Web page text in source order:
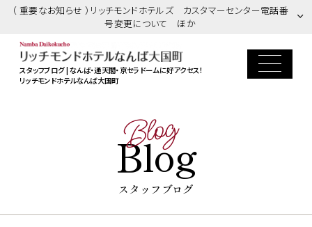
（ 重要なお知らせ ）リッチモンドホテルズ カスタマーセンター電話番
号変更について ほか
スタッフブログ | なんば・通天閣・京セラドームに好アクセス！
リッチモンドホテルなんば大国町
Blog
Blog
スタッフブログ